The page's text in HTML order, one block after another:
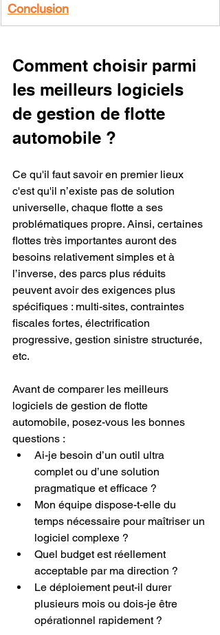
Conclusion
Comment choisir parmi
les meilleurs logiciels
de gestion de flotte
automobile ?
Ce qu'il faut savoir en premier lieux
c'est qu'il n’existe pas de solution
universelle, chaque flotte a ses
problématiques propre. Ainsi, certaines
flottes très importantes auront des
besoins relativement simples et à
l’inverse, des parcs plus réduits
peuvent avoir des exigences plus
spécifiques : multi-sites, contraintes
fiscales fortes, électrification
progressive, gestion sinistre structurée,
etc.
Avant de comparer les meilleurs
logiciels de gestion de flotte
automobile, posez-vous les bonnes
questions :
Ai-je besoin d’un outil ultra
complet ou d’une solution
pragmatique et efficace ?
Mon équipe dispose-t-elle du
temps nécessaire pour maîtriser un
logiciel complexe ?
Quel budget est réellement
acceptable par ma direction ?
Le déploiement peut-il durer
plusieurs mois ou dois-je être
opérationnel rapidement ?